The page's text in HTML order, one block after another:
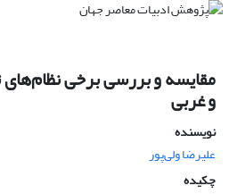
مقایسه و بررسی برخی
و غربی
نویسنده
علیرضا ولی‌پور
چکیده